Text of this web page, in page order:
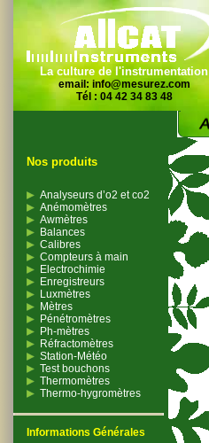
La culture de l'instrumentation
email: info@mesurez.com
Tél : 04 42 34 83 48
Nos produits
Analyseurs d’o2 et co2
Anémomètres
Awmètres
Balances
Calibres
Compteurs à main
Electrochimie
Enregistreurs
Luxmètres
Mètres
Pénétromètres
Ph-mètres
Réfractomètres
Station-Météo
Test bouchons
Thermomètres
Thermo-hygromètres
Informations Générales